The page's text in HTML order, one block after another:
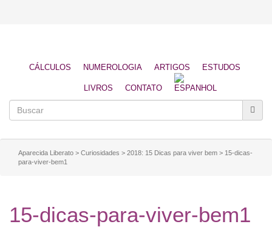
CÁLCULOS NUMEROLOGIA ARTIGOS ESTUDOS
LIVROS CONTATO
Aparecida Liberato > Curiosidades > 2018: 15 Dicas para viver bem > 15-dicas-
para-viver-bem1
15-dicas-para-viver-bem1